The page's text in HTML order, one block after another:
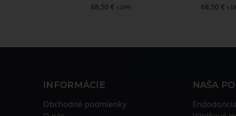
68,50€ s DPH
68,50€ s
INFORMÁCIE
Obchodné podmienky
NAŠA